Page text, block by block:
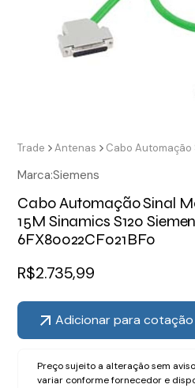
Trade Antenas
Marca:Siemens
Cabo Automação Sinal
15M Sinamics S120
6FX80022CF021BF0
R$2.735,99
Adicionar para cotação
Preço sujeito a alteração sem
variar conforme fornecedor e